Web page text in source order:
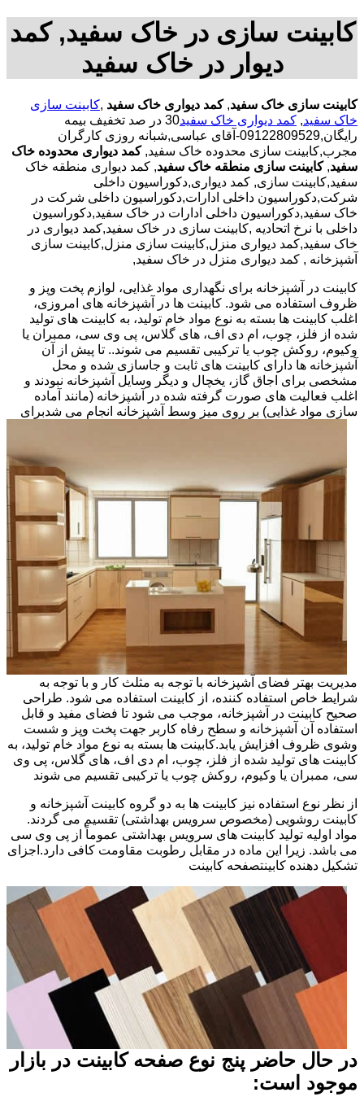
کابینت سازی در خاک سفید, کمد
دیوار در خاک سفید
کابینت سازی خاک سفید,کمد دیواری خاک سفید ,کابینت سازی
خاک سفید, کمد دیواری خاک سفید
30 در صد تخفیف بیمه
رایگان,09122809529-آقای عباسی,شبانه روزی کارگران
مجرب,کابینت سازی محدوده خاک سفید,کمد دیواری محدوده خاک
سفید, کابینت سازی منطقه خاک سفید, کمد دیواری منطقه خاک
سفید,کابینت سازی, کمد دیواری,دکوراسیون داخلی
شرکت,دکوراسیون داخلی ادارات,دکوراسیون داخلی شرکت در
خاک سفید,دکوراسیون داخلی ادارات در خاک سفید,دکوراسیون
داخلی با نرخ اتحادیه ,کابینت سازی در خاک سفید,کمد دیواری در
خاک سفید,کمد دیواری منزل,کابینت سازی منزل,کابینت سازی
آشپزخانه , کمد دیواری منزل در خاک سفید,
کابینت در آشپزخانه برای نگهداری مواد غذایی، لوازم پخت وپز و
ظروف استفاده می شود. کابینت ها در آشپزخانه های امروزی،
اغلب کابینت ها بسته به نوع مواد خام تولید، به کابینت های تولید
شده از فلز، چوب، ام دی اف، های گلاس، پی وی سی، ممبران یا
وکیوم، روکش چوب یا ترکیبی تقسیم می شوند.. تا پیش از آن
آشپزخانه ها دارای کابینت های ثابت و جاسازی شده و محل
مشخصی برای اجاق گاز، یخچال و دیگر وسایل آشپزخانه نبودند و
اغلب فعالیت های صورت گرفته شده در آشپزخانه (مانند آماده
سازی مواد غذایی) بر روی میز وسط آشپزخانه انجام می شدبرای
مدیریت بهتر فضای آشپزخانه با توجه به مثلث کار و با توجه به
شرایط خاص استفاده کننده، از کابینت استفاده می شود. طراحی
صحیح کابینت در آشپزخانه، موجب می شود تا فضای مفید و قابل
استفاده آن آشپزخانه و سطح رفاه کاربر جهت پخت وپز و شست
وشوی ظروف افزایش یابد.کابینت ها بسته به نوع مواد خام تولید، به
کابینت های تولید شده از فلز، چوب، ام دی اف، های گلاس، پی وی
سی، ممبران یا وکیوم، روکش چوب یا ترکیبی تقسیم می شوند
از نظر نوع استفاده نیز کابینت ها به دو گروه کابینت آشپزخانه و
کابینت روشویی (مخصوص سرویس بهداشتی) تقسیم می گردند.
مواد اولیه تولید کابینت های سرویس بهداشتی عموماً از پی وی سی
می باشد. زیرا این ماده در مقابل رطوبت مقاومت کافی دارد.اجزای
تشکیل دهنده کابینتصفحه کابینت
در حال حاضر پنج نوع صفحه کابینت در بازار
موجود است: